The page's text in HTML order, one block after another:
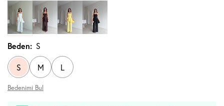
Beden: S
S M L
Bedenimi Bul